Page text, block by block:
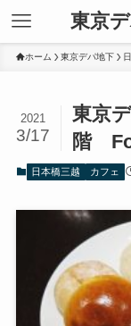
東京
ホーム 東京デパ地下
東京
階
2021
3/17
日本橋三越 カフェ